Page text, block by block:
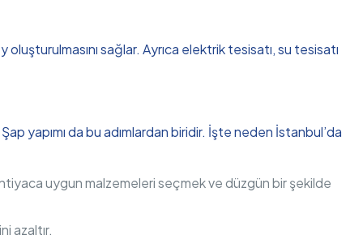
sağlar. Ayrıca elektrik tesisatı, su tesisatı
yapımı da bu adımlardan biridir. İşte neden İstanbul’da
İhtiyaca uygun malzemeleri seçmek ve düzgün bir şekilde
azaltır.